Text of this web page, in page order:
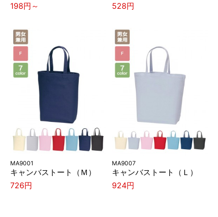
198円～
528円
MA9001
キャンバストート（Ｍ）
726円
MA9007
キャンバストート（Ｌ）
924円